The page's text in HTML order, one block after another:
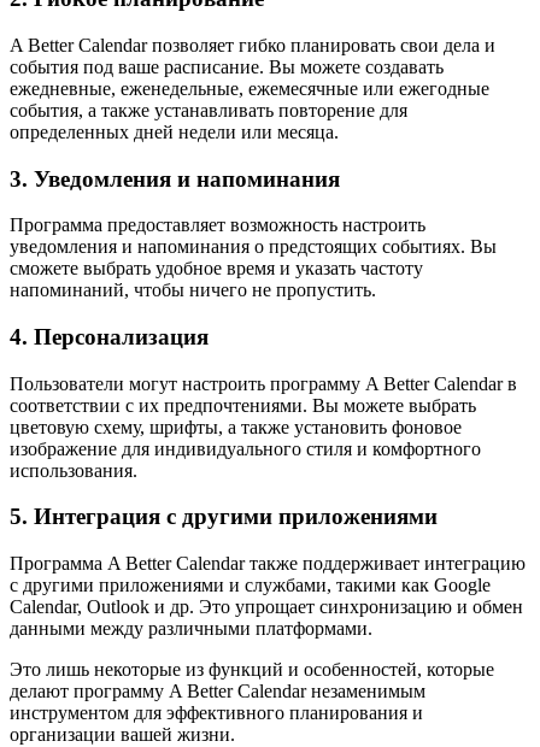
A Better Calendar позволяет гибко планировать свои дела и
события под ваше расписание. Вы можете создавать
ежедневные, еженедельные, ежемесячные или ежегодные
события, а также устанавливать повторение для
определенных дней недели или месяца.
3. Уведомления и напоминания
Программа предоставляет возможность настроить
уведомления и напоминания о предстоящих событиях. Вы
сможете выбрать удобное время и указать частоту
напоминаний, чтобы ничего не пропустить.
4. Персонализация
Пользователи могут настроить программу A Better Calendar в
соответствии с их предпочтениями. Вы можете выбрать
цветовую схему, шрифты, а также установить фоновое
изображение для индивидуального стиля и комфортного
использования.
5. Интеграция с другими приложениями
Программа A Better Calendar также поддерживает интеграцию
с другими приложениями и службами, такими как Google
Calendar, Outlook и др. Это упрощает синхронизацию и обмен
данными между различными платформами.
Это лишь некоторые из функций и особенностей, которые
делают программу A Better Calendar незаменимым
инструментом для эффективного планирования и
организации вашей жизни.